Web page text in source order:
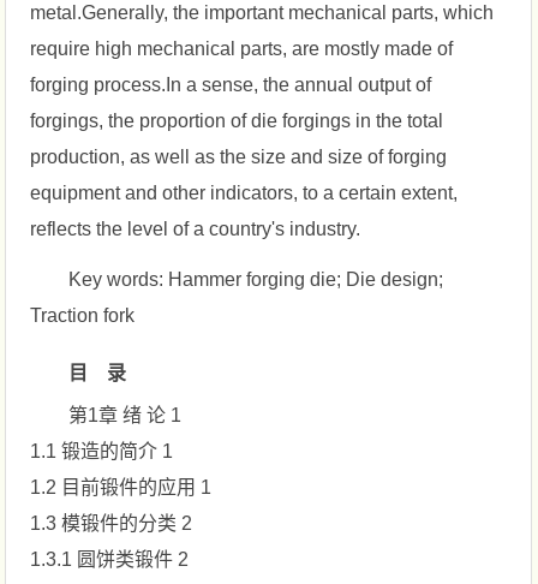
metal.Generally, the important mechanical parts, which
require high mechanical parts, are mostly made of
forging process.In a sense, the annual output of
forgings, the proportion of die forgings in the total
production, as well as the size and size of forging
equipment and other indicators, to a certain extent,
reflects the level of a country's industry.
Key words: Hammer forging die; Die design;
Traction fork
目 录
第1章 绪 论 1
1.1 锻造的简介 1
1.2 目前锻件的应用 1
1.3 模锻件的分类 2
1.3.1 圆饼类锻件 2